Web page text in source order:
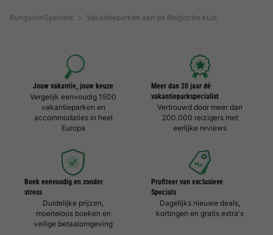
BungalowSpecials Vakantieparken aan de Belgische kust
Jouw vakantie, jouw keuze
Vergelijk eenvoudig 1500
vakantieparken en
accommodaties in heel
Europa
Meer dan 20 jaar dé
vakantieparkspecialist
Vertrouwd door meer dan
200.000 reizigers met
eerlijke reviews
Boek eenvoudig en zonder
stress
Duidelijke prijzen,
moeiteloos boeken en
veilige betaalomgeving
Profiteer van exclusieve
Specials
Dagelijks nieuwe deals,
kortingen en gratis extra's